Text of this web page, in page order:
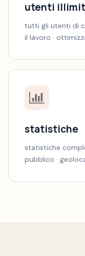
utenti
tutti gli utenti di
il lavoro ·
statistiche
statistiche
pubblico ·